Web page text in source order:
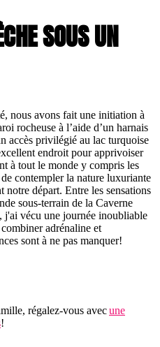
SOUS UN
nous avons fait une initiation à
rocheuse à l’aide d’un harnais
accès privilégié au lac turquoise
endroit pour apprivoiser
à tout le monde y compris les
contempler la nature luxuriante
départ. Entre les sensations
sous-terrain de la Caverne
j'ai vécu une journée inoubliable
adrénaline et
sont à ne pas manquer!
régalez-vous avecune
!